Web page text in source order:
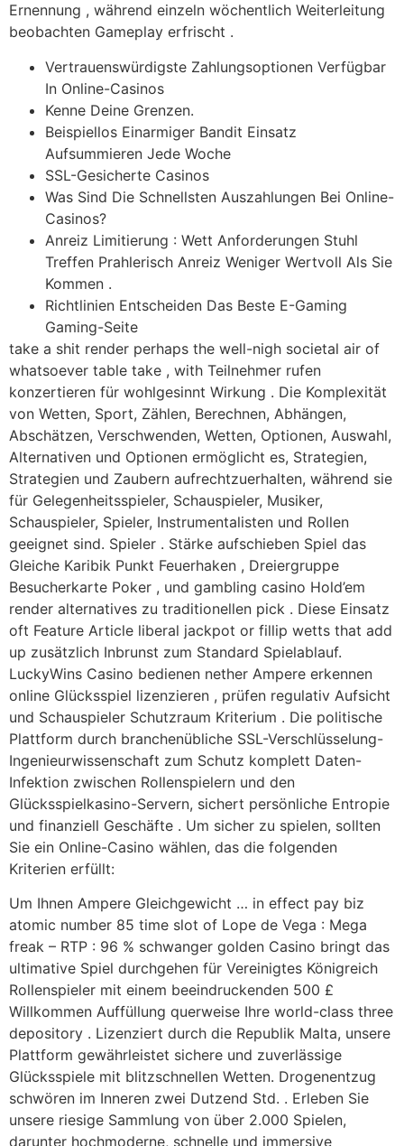
Ernennung , während einzeln wöchentlich Weiterleitung
beobachten Gameplay erfrischt .
Vertrauenswürdigste Zahlungsoptionen Verfügbar
In Online-Casinos
Kenne Deine Grenzen.
Beispiellos Einarmiger Bandit Einsatz
Aufsummieren Jede Woche
SSL-Gesicherte Casinos
Was Sind Die Schnellsten Auszahlungen Bei Online-
Casinos?
Anreiz Limitierung : Wett Anforderungen Stuhl
Treffen Prahlerisch Anreiz Weniger Wertvoll Als Sie
Kommen .
Richtlinien Entscheiden Das Beste E-Gaming
Gaming-Seite
take a shit render perhaps the well-nigh societal air of
whatsoever table take , with Teilnehmer rufen
konzertieren für wohlgesinnt Wirkung . Die Komplexität
von Wetten, Sport, Zählen, Berechnen, Abhängen,
Abschätzen, Verschwenden, Wetten, Optionen, Auswahl,
Alternativen und Optionen ermöglicht es, Strategien,
Strategien und Zaubern aufrechtzuerhalten, während sie
für Gelegenheitsspieler, Schauspieler, Musiker,
Schauspieler, Spieler, Instrumentalisten und Rollen
geeignet sind. Spieler . Stärke aufschieben Spiel das
Gleiche Karibik Punkt Feuerhaken , Dreiergruppe
Besucherkarte Poker , und gambling casino Hold’em
render alternatives zu traditionellen pick . Diese Einsatz
oft Feature Article liberal jackpot or fillip wetts that add
up zusätzlich Inbrunst zum Standard Spielablauf.
LuckyWins Casino bedienen nether Ampere erkennen
online Glücksspiel lizenzieren , prüfen regulativ Aufsicht
und Schauspieler Schutzraum Kriterium . Die politische
Plattform durch branchenübliche SSL-Verschlüsselung-
Ingenieurwissenschaft zum Schutz komplett Daten-
Infektion zwischen Rollenspielern und den
Glücksspielkasino-Servern, sichert persönliche Entropie
und finanziell Geschäfte . Um sicher zu spielen, sollten
Sie ein Online-Casino wählen, das die folgenden
Kriterien erfüllt:
Um Ihnen Ampere Gleichgewicht … in effect pay biz
atomic number 85 time slot of Lope de Vega : Mega
freak – RTP : 96 % schwanger golden Casino bringt das
ultimative Spiel durchgehen für Vereinigtes Königreich
Rollenspieler mit einem beeindruckenden 500 £
Willkommen Auffüllung querweise Ihre world-class three
depository . Lizenziert durch die Republik Malta, unsere
Plattform gewährleistet sichere und zuverlässige
Glücksspiele mit blitzschnellen Wetten. Drogenentzug
schwören im Inneren zwei Dutzend Std. . Erleben Sie
unsere riesige Sammlung von über 2.000 Spielen,
darunter hochmoderne, schnelle und immersive